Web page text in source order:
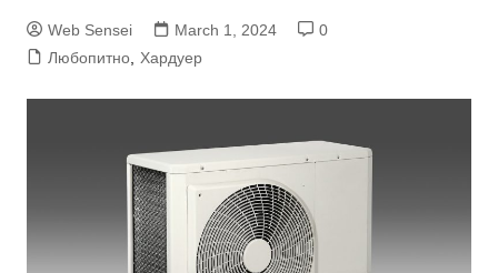
Web Sensei March 1, 2024
0
Любопитно, Хардуер